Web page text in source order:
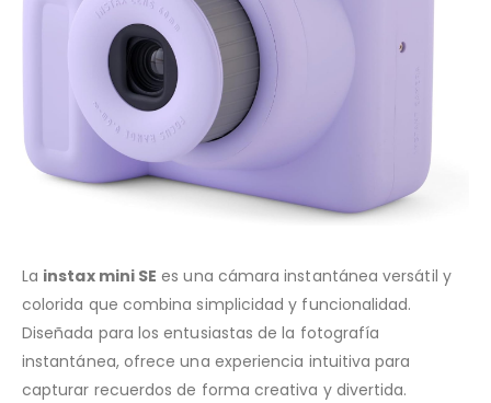
La instax mini SE es una cámara instantánea versátil y
colorida que combina simplicidad y funcionalidad.
Diseñada para los entusiastas de la fotografía
instantánea, ofrece una experiencia intuitiva para
capturar recuerdos de forma creativa y divertida.